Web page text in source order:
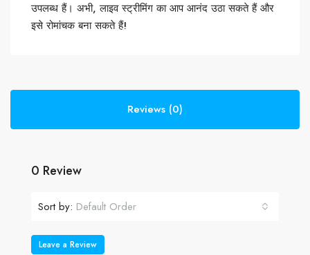
उपलब्ध हैं। अभी, लाइव स्ट्रीमिंग का आप आनंद उठा सकते हैं और
इसे रोमांचक बना सकते हैं!
Reviews (0)
0 Review
Sort by: Default Order
Leave a Review